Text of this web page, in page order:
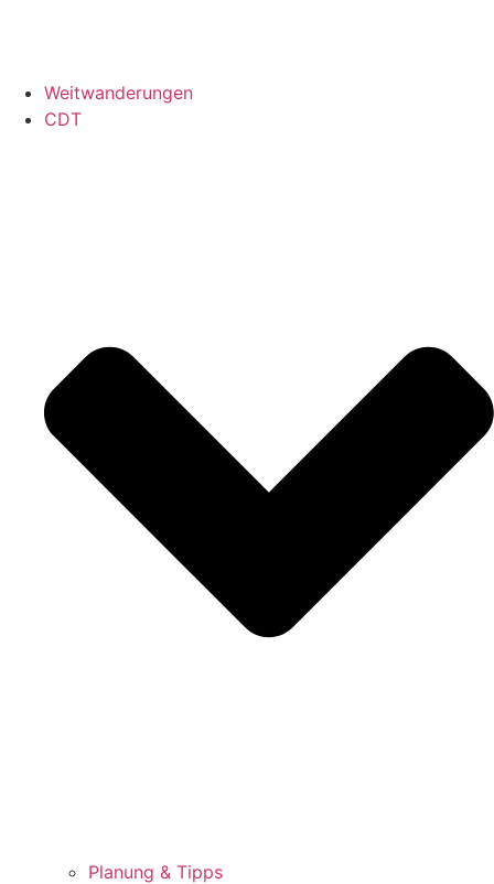
Weitwanderungen
CDT
Planung & Tipps